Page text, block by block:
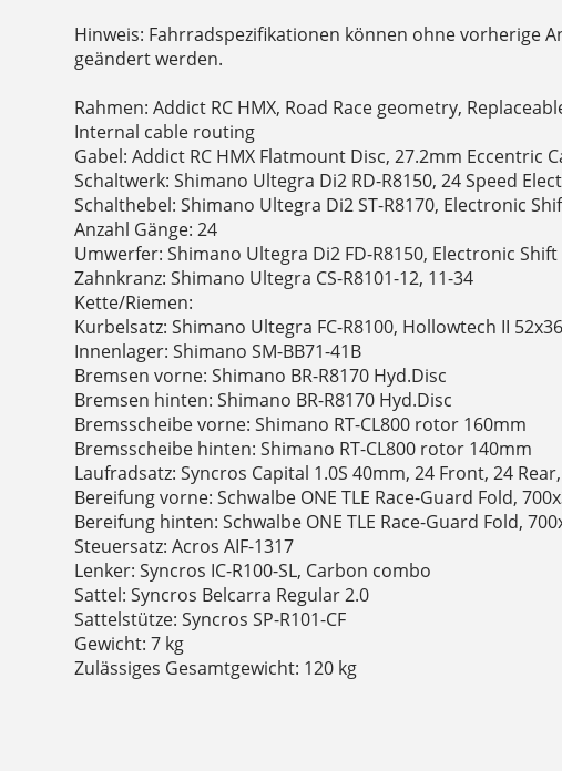
Hinweis: Fahrradspezifikationen können ohne vorherige
geändert werden.
Rahmen: Addict RC HMX, Road Race geometry,
Internal cable routing
Gabel: Addict RC HMX Flatmount Disc, 27.2mm Eccentric
Schaltwerk: Shimano Ultegra Di2 RD-R8150, 24 Speed
Schalthebel: Shimano Ultegra Di2 ST-R8170, Electronic
Anzahl Gänge: 24
Umwerfer: Shimano Ultegra Di2 FD-R8150, Electronic Shift
Zahnkranz: Shimano Ultegra CS-R8101-12, 11-34
Kette/Riemen:
Kurbelsatz: Shimano Ultegra FC-R8100, Hollowtech II 52x36
Innenlager: Shimano SM-BB71-41B
Bremsen vorne: Shimano BR-R8170 Hyd.Disc
Bremsen hinten: Shimano BR-R8170 Hyd.Disc
Bremsscheibe vorne: Shimano RT-CL800 rotor 160mm
Bremsscheibe hinten: Shimano RT-CL800 rotor 140mm
Laufradsatz: Syncros Capital 1.0S 40mm, 24 Front, 24
Bereifung vorne: Schwalbe ONE TLE Race-Guard Fold,
Bereifung hinten: Schwalbe ONE TLE Race-Guard Fold,
Steuersatz: Acros AIF-1317
Lenker: Syncros IC-R100-SL, Carbon combo
Sattel: Syncros Belcarra Regular 2.0
Sattelstütze: Syncros SP-R101-CF
Gewicht: 7 kg
Zulässiges Gesamtgewicht: 120 kg